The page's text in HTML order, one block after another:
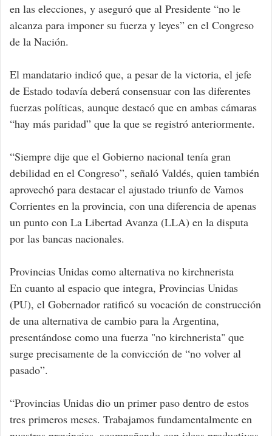
en las elecciones, y aseguró que al Presidente “no le
alcanza para imponer su fuerza y leyes” en el Congreso
de la Nación.
El mandatario indicó que, a pesar de la victoria, el jefe
de Estado todavía deberá consensuar con las diferentes
fuerzas políticas, aunque destacó que en ambas cámaras
“hay más paridad” que la que se registró anteriormente.
“Siempre dije que el Gobierno nacional tenía gran
debilidad en el Congreso”, señaló Valdés, quien también
aprovechó para destacar el ajustado triunfo de Vamos
Corrientes en la provincia, con una diferencia de apenas
un punto con La Libertad Avanza (LLA) en la disputa
por las bancas nacionales.
Provincias Unidas como alternativa no kirchnerista
En cuanto al espacio que integra, Provincias Unidas
(PU), el Gobernador ratificó su vocación de construcción
de una alternativa de cambio para la Argentina,
presentándose como una fuerza "no kirchnerista" que
surge precisamente de la convicción de “no volver al
pasado”.
“Provincias Unidas dio un primer paso dentro de estos
tres primeros meses. Trabajamos fundamentalmente en